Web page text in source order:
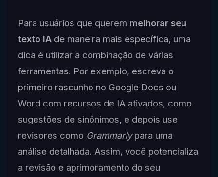
Para usuários que querem melhorar seu
texto IAde maneira mais específica, uma
dica é utilizar a combinação de várias
ferramentas. Por exemplo, escreva o
primeiro rascunho no Google Docs ou
Word com recursos de IA ativados, como
sugestões de sinônimos, e depois use
revisores como Grammarlypara uma
análise detalhada. Assim, você potencializa
a revisão e aprimoramento do seu